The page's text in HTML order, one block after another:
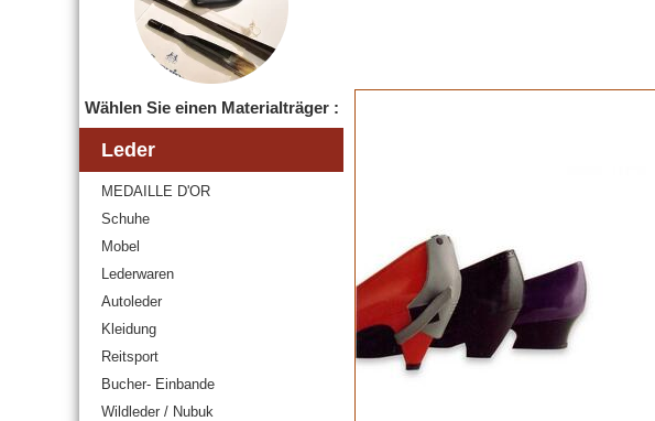
Wählen Sie einen Materialträger :
Leder
MEDAILLE D'OR
Schuhe
Mobel
Lederwaren
Autoleder
Kleidung
Reitsport
Bucher- Einbande
Wildleder / Nubuk